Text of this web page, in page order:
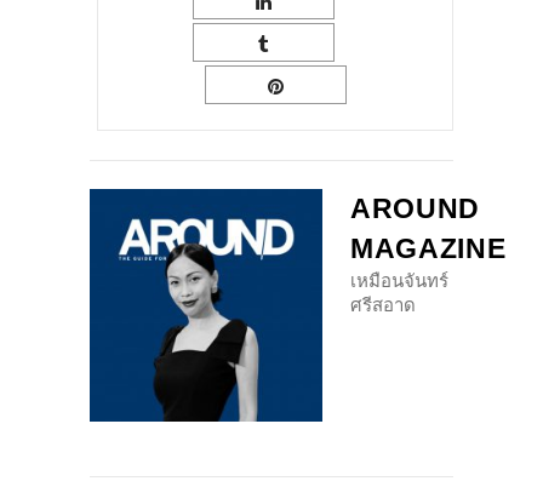
AROUND
MAGAZINE
เหมือนจันทร์
ศรีสอาด